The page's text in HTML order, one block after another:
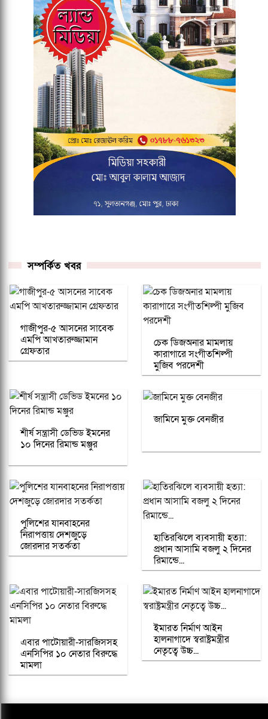
সম্পর্কিত খবর
গাজীপুর-৫ আসনের সাবেক
এমপি আখতারুজ্জামান
গ্রেফতার
চেক ডিজঅনার মামলায়
কারাগারে সংগীতশিল্পী
মুজিব পরদেশী
শীর্ষ সন্ত্রাসী ডেভিড ইমনের
১০ দিনের রিমান্ড মঞ্জুর
জামিনে মুক্ত বেনজীর
পুলিশের যানবাহনের
নিরাপত্তায় দেশজুড়ে
জোরদার সতর্কতা
হাতিরঝিলে ব্যবসায়ী হত্যা:
প্রধান আসামি বজলু ২ দিনের
রিমান্ডে...
এবার পাটোয়ারী-সারজিসসহ
এনসিপির ১০ নেতার বিরুদ্ধে
মামলা
ইমারত নির্মাণ আইন
হালনাগাদে স্বরাষ্ট্রমন্ত্রীর
নেতৃত্বে উচ্চ...